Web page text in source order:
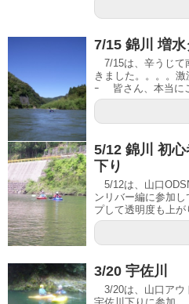
7/15 錦川 増
7/15は、辛うじて
きました。。。。
ｰ 皆さん、本当に
5/12 錦川 初心
下り
5/12は、山口
ンリバー編に参加
プして透明度も上が
3/20 宇佐川
3/20は、山口アウ